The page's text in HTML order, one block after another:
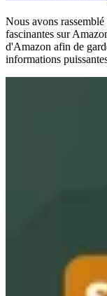
Nous avons rassemblé
fascinantes sur
d'Amazon afin de
informations